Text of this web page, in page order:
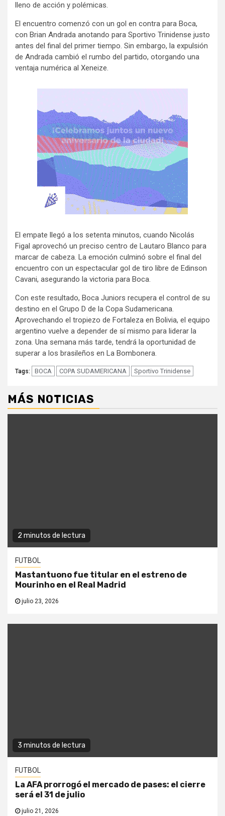
lleno de acción y polémicas.
El encuentro comenzó con un gol en contra para Boca,
con Brian Andrada anotando para Sportivo Trinidense justo
antes del final del primer tiempo. Sin embargo, la expulsión
de Andrada cambió el rumbo del partido, otorgando una
ventaja numérica al Xeneize.
El empate llegó a los setenta minutos, cuando Nicolás
Figal aprovechó un preciso centro de Lautaro Blanco para
marcar de cabeza. La emoción culminó sobre el final del
encuentro con un espectacular gol de tiro libre de Edinson
Cavani, asegurando la victoria para Boca.
Con este resultado, Boca Juniors recupera el control de su
destino en el Grupo D de la Copa Sudamericana.
Aprovechando el tropiezo de Fortaleza en Bolivia, el equipo
argentino vuelve a depender de sí mismo para liderar la
zona. Una semana más tarde, tendrá la oportunidad de
superar a los brasileños en La Bombonera.
Tags: BOCA COPA SUDAMERICANA Sportivo Trinidense
MÁS NOTICIAS
2 minutos de lectura
FUTBOL
Mastantuono fue titular en el estreno de
Mourinho en el Real Madrid
julio 23, 2026
3 minutos de lectura
FUTBOL
La AFA prorrogó el mercado de pases: el cierre
será el 31 de julio
julio 21, 2026